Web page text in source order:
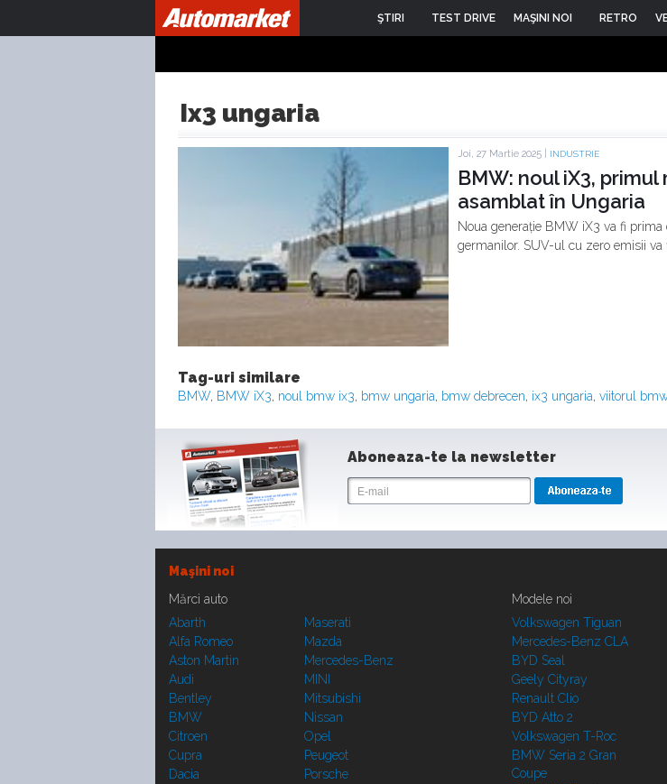
ŞTIRI TEST DRIVE MAŞINI NOI RETRO
Ix3 ungaria
Joi, 27 Martie 2025 | INDUSTRIE
BMW: noul iX3,
asamblat în Ungaria
Noua generație BMW iX3 va fi
germanilor. SUV-ul cu zero emisii
Tag-uri similare
BMW, BMW iX3, noul bmw ix3, bmw ungaria, bmw debrecen, ix3 ungaria, viitorul
Aboneaza-te la newsletter
Maşini noi
Mărci auto
Abarth
Alfa Romeo
Aston Martin
Audi
Bentley
BMW
Citroen
Cupra
Dacia
Maserati
Mazda
Mercedes-Benz
MINI
Mitsubishi
Nissan
Opel
Peugeot
Porsche
Modele noi
Volkswagen Tiguan
Mercedes-Benz CLA
BYD Seal
Geely Cityray
Renault Clio
BYD Atto 2
Volkswagen T-Roc
BMW Seria 2 Gran
Coupe